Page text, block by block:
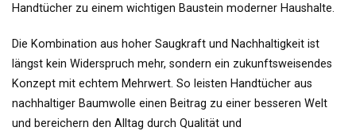
Handtücher zu einem wichtigen Baustein moderner Haushalte.
Die Kombination aus hoher Saugkraft und Nachhaltigkeit ist
längst kein Widerspruch mehr, sondern ein zukunftsweisendes
Konzept mit echtem Mehrwert. So leisten Handtücher aus
nachhaltiger Baumwolle einen Beitrag zu einer besseren Welt
und bereichern den Alltag durch Qualität und